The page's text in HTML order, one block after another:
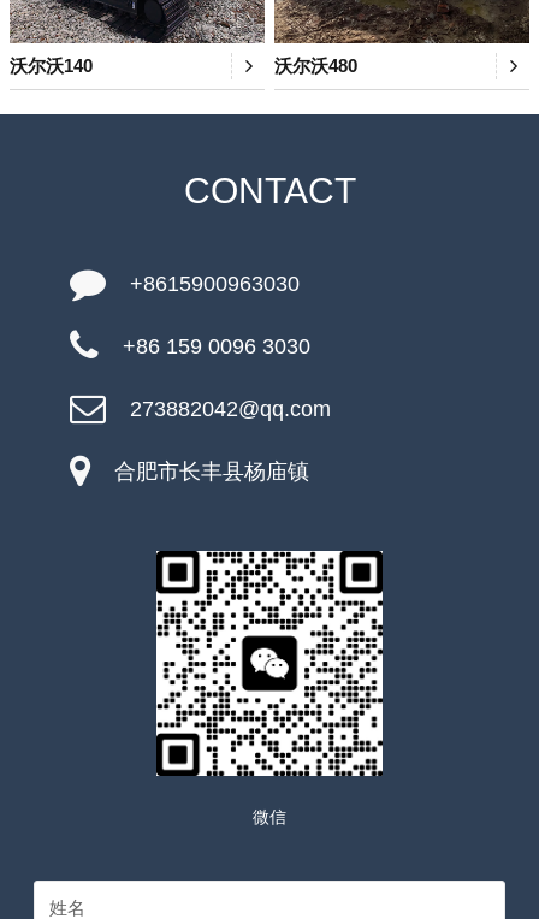
沃尔沃140 沃尔沃480
CONTACT
+8615900963030
+86 159 0096 3030
273882042@qq.com
合肥市长丰县杨庙镇
微信